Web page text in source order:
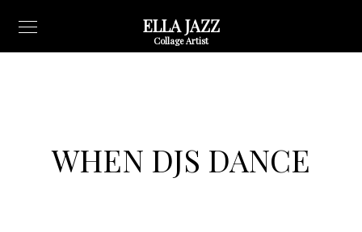
ELLA JAZZ
Collage Artist
WHEN DJS DANCE